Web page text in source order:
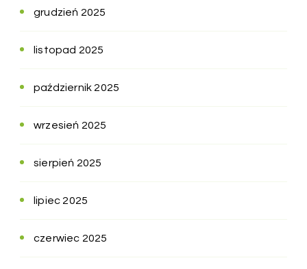
grudzień 2025
listopad 2025
październik 2025
wrzesień 2025
sierpień 2025
lipiec 2025
czerwiec 2025